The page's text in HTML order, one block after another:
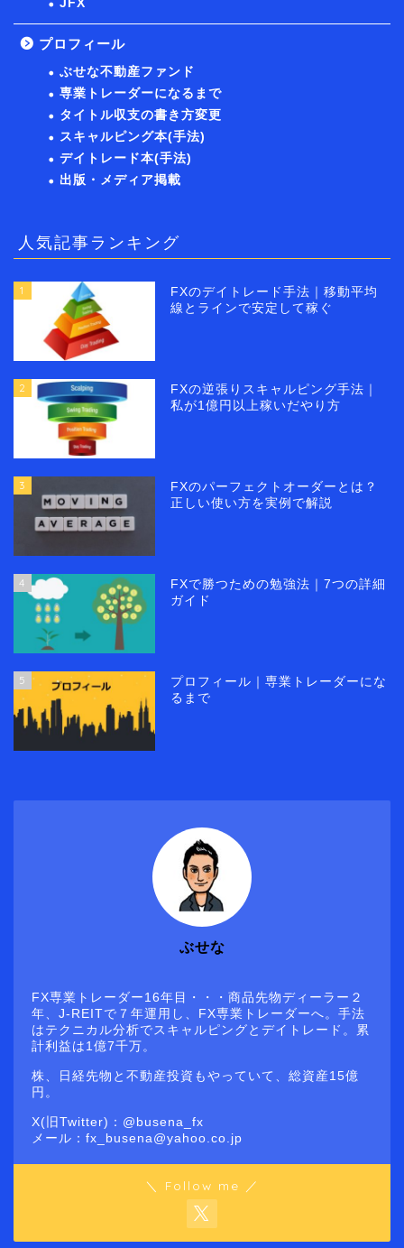
JFX
プロフィール
ぶせな不動産ファンド
専業トレーダーになるまで
タイトル収支の書き方変更
スキャルピング本(手法)
デイトレード本(手法)
出版・メディア掲載
人気記事ランキング
1
FXのデイトレード手法｜移動平均
線とラインで安定して稼ぐ
2
FXの逆張りスキャルピング手法｜
私が1億円以上稼いだやり方
3
FXのパーフェクトオーダーとは？
正しい使い方を実例で解説
4
FXで勝つための勉強法｜7つの詳細
ガイド
5
プロフィール｜専業トレーダーにな
るまで
ぶせな
FX専業トレーダー16年目・・・商品先物ディーラー２
年、J-REITで７年運用し、FX専業トレーダーへ。手法
はテクニカル分析でスキャルピングとデイトレード。累
計利益は1億7千万。
株、日経先物と不動産投資もやっていて、総資産15億
円。
X(旧Twitter)：@busena_fx
メール：fx_busena@yahoo.co.jp
＼ Follow me ／